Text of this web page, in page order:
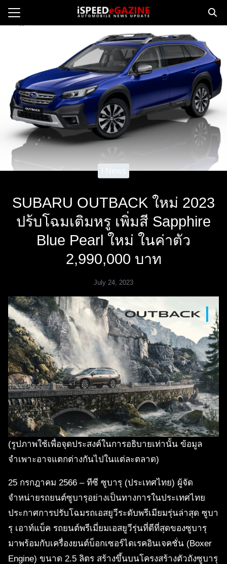
I News
SUBARU OUTBACK ใหม่ 2023
ปร้บโฉมเติมหรู เพิ่มสี Sapphire
Blue Pearl ใหม่ ในค่าตัว
2,990,000 บาท
July 24, 2023
(รูปภาพใช้เพื่อจุดประสงค์ในการอธิบายเท่านั้น ข้อมูล
จำเพาะอาจแตกต่างกันไปในแต่ละตลาด)
25 กรกฎาคม 2566 – ทีซี ซูบารุ (ประเทศไทย) ผู้จัด
จำหน่ายรถยนต์ซูบารุอย่างเป็นทางการในประเทศไทย
ประกาศการปรับโฉมรถเอสยูวีระดับพรีเมียมรุ่นล่าสุด ซูบา
รุ เอาท์แบ็ค รถยนต์พรีเมี่ยมเอสยูวีรุ่นที่ดีที่สุดของซูบารุ
มาพร้อมกับเครื่องยนต์บ็อกเซอร์ไดเรคอินเจคชั่น (Boxer
Engine) ขนาด 2.5 ลิตร สร้างขึ้นบนโครงสร้างตัวถังซูบารุ